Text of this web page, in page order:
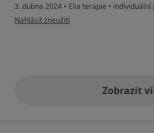
3. dubna 2024 • Elia terapie • individuální
podle názoru uživatele Váš účet byl
Nahlásit zneužití
Zobrazit